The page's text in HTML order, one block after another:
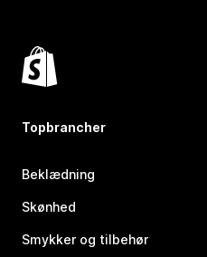
Topbrancher
Beklædning
Skønhed
Smykker og tilbehør